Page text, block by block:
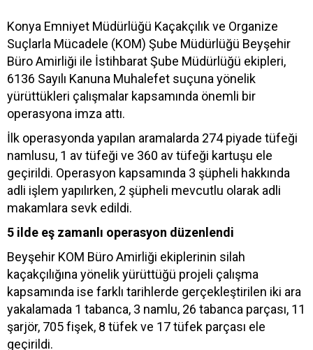
Konya Emniyet Müdürlüğü Kaçakçılık ve Organize
Suçlarla Mücadele (KOM) Şube Müdürlüğü Beyşehir
Büro Amirliği ile İstihbarat Şube Müdürlüğü ekipleri,
6136 Sayılı Kanuna Muhalefet suçuna yönelik
yürüttükleri çalışmalar kapsamında önemli bir
operasyona imza attı.
İlk operasyonda yapılan aramalarda 274 piyade tüfeği
namlusu, 1 av tüfeği ve 360 av tüfeği kartuşu ele
geçirildi. Operasyon kapsamında 3 şüpheli hakkında
adli işlem yapılırken, 2 şüpheli mevcutlu olarak adli
makamlara sevk edildi.
5 ilde eş zamanlı operasyon düzenlendi
Beyşehir KOM Büro Amirliği ekiplerinin silah
kaçakçılığına yönelik yürüttüğü projeli çalışma
kapsamında ise farklı tarihlerde gerçekleştirilen iki ara
yakalamada 1 tabanca, 3 namlu, 26 tabanca parçası, 11
şarjör, 705 fişek, 8 tüfek ve 17 tüfek parçası ele
geçirildi.